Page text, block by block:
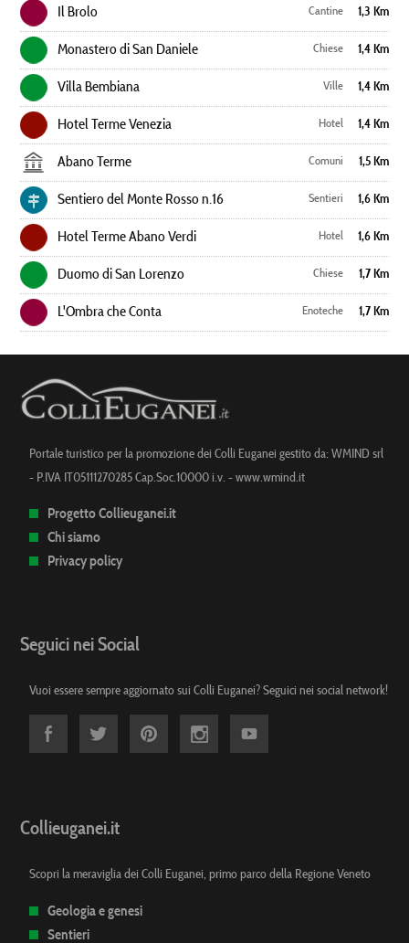
Il Brolo 1,3 Km
Cantine
Monastero di San Daniele 1,4 Km
Chiese
Villa Bembiana 1,4 Km
Ville
Hotel Terme Venezia 1,4 Km
Hotel
Abano Terme 1,5 Km
Comuni
Sentiero del Monte Rosso n.16 1,6 Km
Sentieri
Hotel Terme Abano Verdi 1,6 Km
Hotel
Duomo di San Lorenzo 1,7 Km
Chiese
L'Ombra che Conta 1,7 Km
Enoteche
Portale turistico per la promozione dei Colli Euganei gestito da: WMIND srl
- P.IVA IT05111270285 Cap.Soc.10000 i.v. -www.wmind.it
Progetto Collieuganei.it
Chi siamo
Privacy policy
Seguici nei Social
Vuoi essere sempre aggiornato sui Colli Euganei? Seguici nei social network!
Collieuganei.it
Scopri la meraviglia dei Colli Euganei, primo parco della Regione Veneto
Geologia e genesi
Sentieri